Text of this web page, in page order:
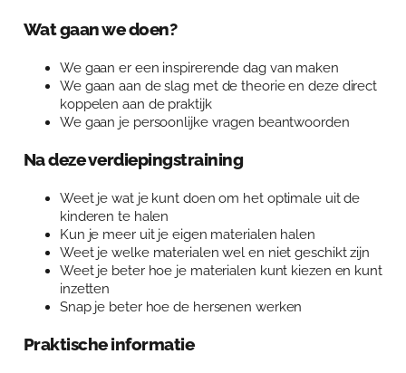
Wat gaan we doen?
We gaan er een inspirerende dag van maken
We gaan aan de slag met de theorie en deze direct
koppelen aan de praktijk
We gaan je persoonlijke vragen beantwoorden
Na deze verdiepingstraining
Weet je wat je kunt doen om het optimale uit de
kinderen te halen
Kun je meer uit je eigen materialen halen
Weet je welke materialen wel en niet geschikt zijn
Weet je beter hoe je materialen kunt kiezen en kunt
inzetten
Snap je beter hoe de hersenen werken
Praktische informatie